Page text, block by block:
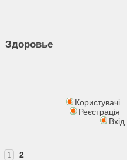
Здоровье
Користувачі
Реєстрація
Вхід
1 2